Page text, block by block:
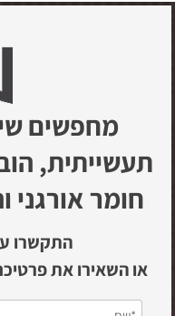
מחפשים
תעשייתית,
חומר אורגני
התקשרו
או השאירו את